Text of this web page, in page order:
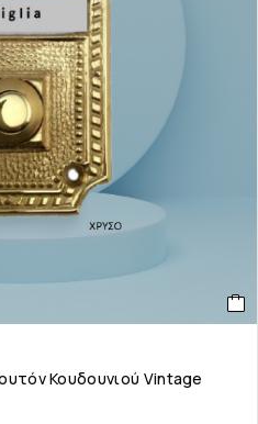
Κουδουνιού Vintage